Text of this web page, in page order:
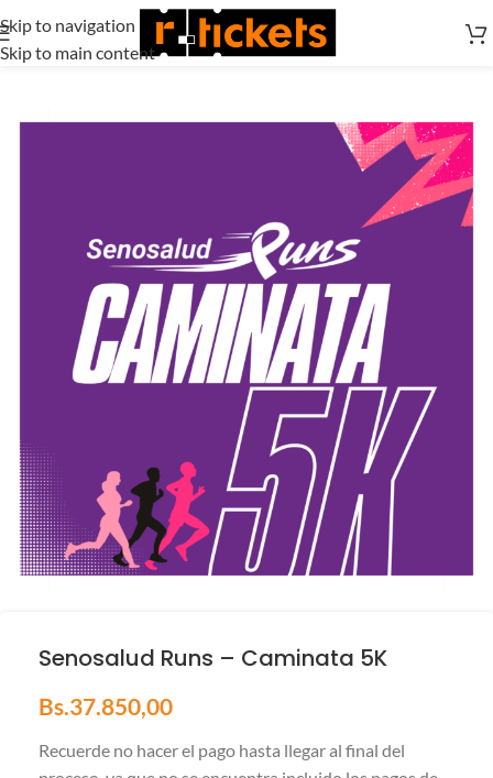
Skip to navigation
Skip to main content
Senosalud Runs – Caminata 5K
Bs.37.850,00
Recuerde no hacer el pago hasta llegar al final del